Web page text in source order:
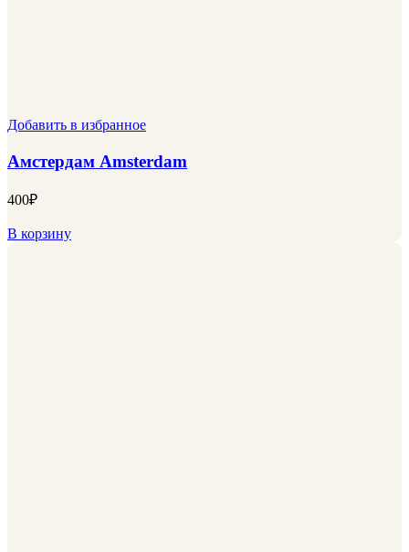
Добавить в избранное
Амстердам Amsterdam
400₽
В корзину